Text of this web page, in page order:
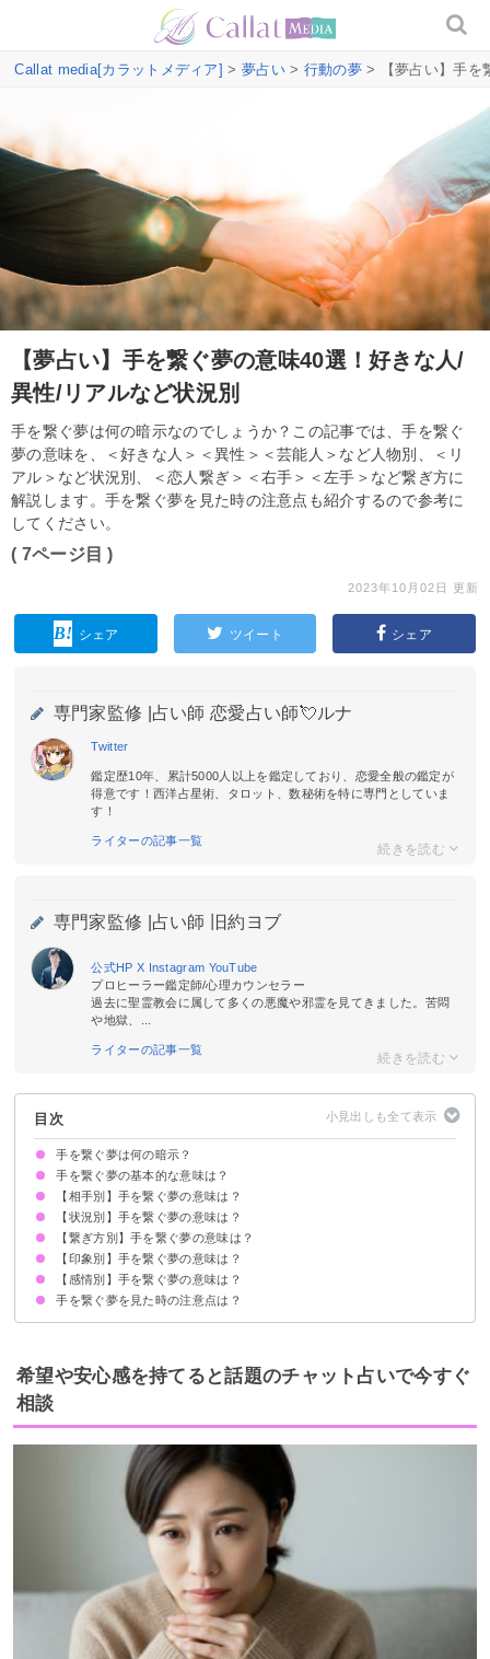
Callat media[カラットメディア] > 夢占い> 行動の夢> 【夢占い】手を
【夢占い】手を繋ぐ夢の意味40選！好きな人/
異性/リアルなど状況別
手を繋ぐ夢は何の暗示なのでしょうか？この記事では、手を繋ぐ
夢の意味を、＜好きな人＞＜異性＞＜芸能人＞など人物別、＜リ
アル＞など状況別、＜恋人繋ぎ＞＜右手＞＜左手＞など繋ぎ方に
解説します。手を繋ぐ夢を見た時の注意点も紹介するので参考に
してください。
( 7ページ目 )
2023年10月02日 更新
シェア ツイート シェア
専門家監修 | 占い師 恋愛占い師💘ルナ
Twitter
鑑定歴10年、累計5000人以上を鑑定しており、恋愛全般の鑑定が
得意です！西洋占星術、タロット、数秘術を特に専門としていま
す！
ライターの記事一覧
専門家監修 | 占い師 旧約ヨブ
公式HP X Instagram YouTube
プロヒーラー鑑定師/心理カウンセラー
過去に聖霊教会に属して多くの悪魔や邪霊を見てきました。苦悶
や地獄、...
ライターの記事一覧
目次
手を繋ぐ夢は何の暗示？
手を繋ぐ夢の基本的な意味は？
チャンスや幸運を掴み取ろうとしている暗示
状況によって意味が決まる
【相手別】手を繋ぐ夢の意味は？
好きな人と手を繋ぐ夢【吉夢】
芸能人と手を繋ぐ夢【吉夢】
異性と手を繋ぐ夢【吉夢・予知夢】
恋人(彼氏・彼女)と手を繋ぐ夢【吉夢】
ツインレイと手を繋ぐ夢【警告夢】
知らない人と手を繋ぐ夢【吉夢】
友達と手を繋ぐ夢【吉夢】
子供と手を繋ぐ夢【吉夢】
先生と手を繋ぐ夢【警告夢】
先輩と手を繋ぐ夢【吉夢】
上司と手を繋ぐ夢【吉夢】
イケメンと手を繋ぐ夢【吉夢】
昔好きだった人と手を繋ぐ夢【凶夢】
知り合いと手を繋ぐ夢【吉夢】
元彼と手を繋ぐ夢【凶夢】
元カノと手を繋ぐ夢【凶夢】
亡くなった人と手を繋ぐ夢【吉夢】
赤ちゃんと手を繋ぐ夢【吉夢】
自分と手を繋ぐ夢【警告夢】
【状況別】手を繋ぐ夢の意味は？
リアルな手を繋ぐ夢【予知夢】
手を繋いで歩く夢【吉夢】
手を繋いで走る夢【吉夢】
手を繋いでキスする夢【吉夢】
隠れて手を繋ぐ夢【警告夢】
手を繋いで寝る夢【警告夢】
手を繋いでデートする夢【吉夢】
手を繋ぐのを嫌がられる夢【警告夢】
【繋ぎ方別】手を繋ぐ夢の意味は？
左手を繋ぐ夢【凶夢】
右手を繋ぐ夢【吉夢】
利き手を繋ぐ夢【吉夢】
両手を繋ぐ夢【吉夢】
恋人繋ぎで手を繋ぐ夢【吉夢・凶夢】
【印象別】手を繋ぐ夢の意味は？
手を繋いで温かい夢【吉夢】
手を繋いで冷たい夢【凶夢】
手を繋いで強い夢【吉夢】
手を繋いで柔らかい夢【吉夢】
手を繋いで優しい夢【吉夢】
【感情別】手を繋ぐ夢の意味は？
手を繋いで幸せな夢【吉夢】
手を繋いで安心する夢【吉夢】
手を繋いで嫌な夢【凶夢】
手を繋ぐ夢を見た時の注意点は？
人間関係を見直す
吉夢なら話さず警告夢や凶夢は人に話す
希望や安心感を持てると話題のチャット占いで今すぐ
相談